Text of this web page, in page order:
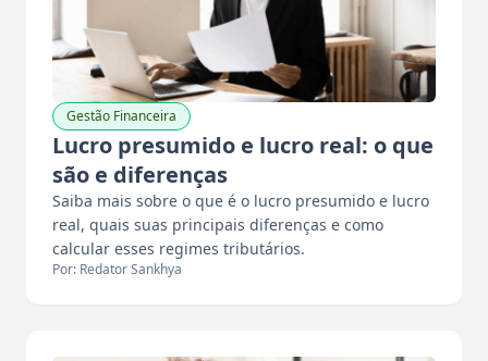
Gestão Financeira
Lucro presumido e lucro real: o que
são e diferenças
Saiba mais sobre o que é o lucro presumido e lucro
real, quais suas principais diferenças e como
calcular esses regimes tributários.
Por: Redator Sankhya